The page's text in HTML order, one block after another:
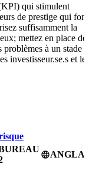
qui stimulent
de prestige qui font
suffisamment la
mettez en place
à un stade
investisseur.se.s et les
language